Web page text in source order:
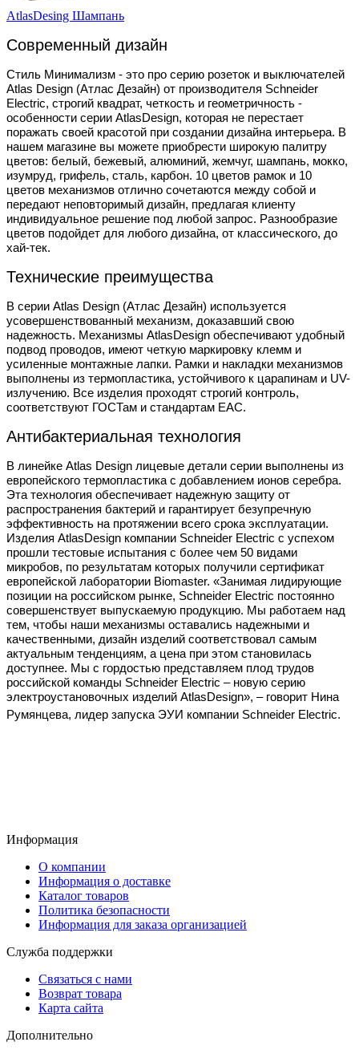
AtlasDesing Шампань
Современный дизайн
Стиль Минимализм - это про серию розеток и выключателей
Atlas Design (Атлас Дезайн) от производителя Schneider
Electric, строгий квадрат, четкость и геометричность -
особенности серии AtlasDesign, которая не перестает
поражать своей красотой при создании дизайна интерьера. В
нашем магазине вы можете приобрести широкую палитру
цветов: белый, бежевый, алюминий, жемчуг, шампань, мокко,
изумруд, грифель, сталь, карбон. 10 цветов рамок и 10
цветов механизмов отлично сочетаются между собой и
передают неповторимый дизайн, предлагая клиенту
индивидуальное решение под любой запрос. Разнообразие
цветов подойдет для любого дизайна, от классического, до
хай-тек.
Технические преимущества
В серии Atlas Design (Атлас Дезайн) используется
усовершенствованный механизм, доказавший свою
надежность. Механизмы AtlasDesign обеспечивают удобный
подвод проводов, имеют четкую маркировку клемм и
усиленные монтажные лапки. Рамки и накладки механизмов
выполнены из термопластика, устойчивого к царапинам и UV-
излучению. Все изделия проходят строгий контроль,
соответствуют ГОСТам и стандартам ЕАС.
Антибактериальная технология
В линейке Atlas Design лицевые детали серии выполнены из
европейского термопластика c добавлением ионов серебра.
Эта технология обеспечивает надежную защиту от
распространения бактерий и гарантирует безупречную
эффективность на протяжении всего срока эксплуатации.
Изделия AtlasDesign компании Schneider Electric с успехом
прошли тестовые испытания с более чем 50 видами
микробов, по результатам которых получили сертификат
европейской лаборатории Biomaster. «Занимая лидирующие
позиции на российском рынке, Schneider Electric постоянно
совершенствует выпускаемую продукцию. Мы работаем над
тем, чтобы наши механизмы оставались надежными и
качественными, дизайн изделий соответствовал самым
актуальным тенденциям, а цена при этом становилась
доступнее. Мы с гордостью представляем плод трудов
российской команды Schneider Electric – новую серию
электроустановочных изделий AtlasDesign», – говорит Нина
Румянцева, лидер запуска ЭУИ компании Schneider Electric.
Информация
О компании
Информация о доставке
Каталог товаров
Политика безопасности
Информация для заказа организацией
Служба поддержки
Связаться с нами
Возврат товара
Карта сайта
Дополнительно